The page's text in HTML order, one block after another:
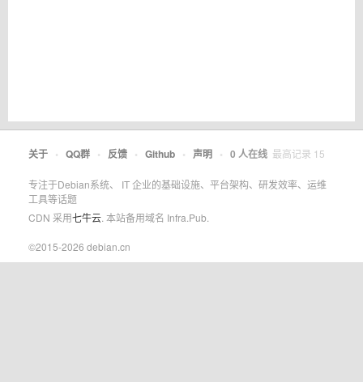
关于 • QQ群 • 反馈 • Github • 声明 • 0 人在线 最高记录 15
专注于Debian系统、 IT 企业的基础设施、平台架构、研发效率、运维
工具等话题
CDN 采用七牛云 . 本站备用域名 Infra.Pub.
©2015-2026 debian.cn